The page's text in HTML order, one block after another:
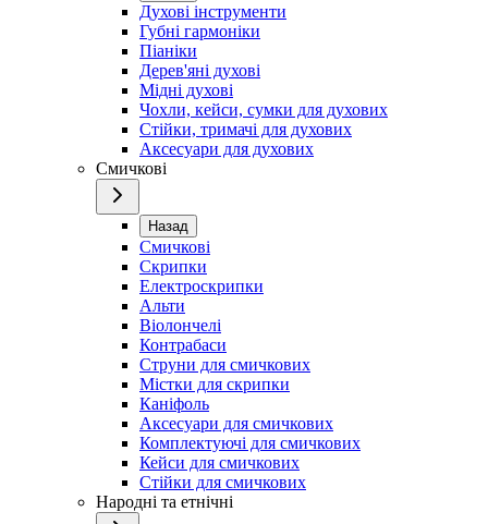
Духові інструменти
Губні гармоніки
Піаніки
Дерев'яні духові
Мідні духові
Чохли, кейси, сумки для духових
Стійки, тримачі для духових
Аксесуари для духових
Смичкові
Назад
Смичкові
Скрипки
Електроскрипки
Альти
Віолончелі
Контрабаси
Струни для смичкових
Містки для скрипки
Каніфоль
Аксесуари для смичкових
Комплектуючі для смичкових
Кейси для смичкових
Стійки для смичкових
Народні та етнічні